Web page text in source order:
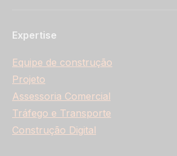
Expertise
Equipe de construção
Projeto
Assessoria Comercial
Tráfego e Transporte
Construção Digital